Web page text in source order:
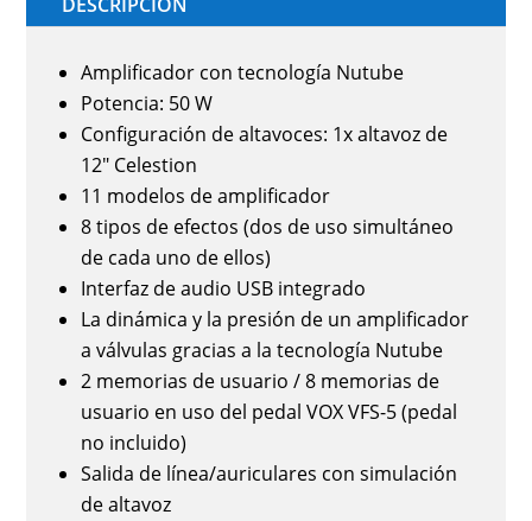
339,00 €.299,00 €.
Amplificador con tecnología Nutube
Potencia: 50 W
Configuración de altavoces: 1x altavoz de
12" Celestion
11 modelos de amplificador
8 tipos de efectos (dos de uso simultáneo
de cada uno de ellos)
Interfaz de audio USB integrado
La dinámica y la presión de un amplificador
a válvulas gracias a la tecnología Nutube
2 memorias de usuario / 8 memorias de
usuario en uso del pedal VOX VFS-5 (pedal
no incluido)
Salida de línea/auriculares con simulación
de altavoz